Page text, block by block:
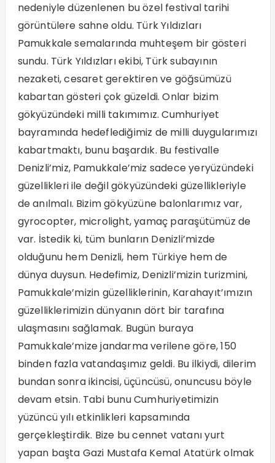
nedeniyle düzenlenen bu özel festival tarihi
görüntülere sahne oldu. Türk Yıldızları
Pamukkale semalarında muhteşem bir gösteri
sundu. Türk Yıldızları ekibi, Türk subayının
nezaketi, cesaret gerektiren ve göğsümüzü
kabartan gösteri çok güzeldi. Onlar bizim
gökyüzündeki milli takımımız. Cumhuriyet
bayramında hedeflediğimiz de milli duygularımızı
kabartmaktı, bunu başardık. Bu festivalle
Denizli’miz, Pamukkale’miz sadece yeryüzündeki
güzellikleri ile değil gökyüzündeki güzellikleriyle
de anılmalı. Bizim gökyüzüne balonlarımız var,
gyrocopter, microlight, yamaç paraşütümüz de
var. İstedik ki, tüm bunların Denizli’mizde
olduğunu hem Denizli, hem Türkiye hem de
dünya duysun. Hedefimiz, Denizli’mizin turizmini,
Pamukkale’mizin güzelliklerinin, Karahayıt’ımızın
güzelliklerimizin dünyanın dört bir tarafına
ulaşmasını sağlamak. Bugün buraya
Pamukkale’mize jandarma verilene göre, 150
binden fazla vatandaşımız geldi. Bu ilkiydi, dilerim
bundan sonra ikincisi, üçüncüsü, onuncusu böyle
devam etsin. Tabi bunu Cumhuriyetimizin
yüzüncü yılı etkinlikleri kapsamında
gerçekleştirdik. Bize bu cennet vatanı yurt
yapan başta Gazi Mustafa Kemal Atatürk olmak